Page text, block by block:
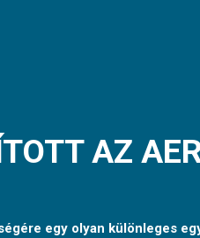
AZ
egy olyan különleges